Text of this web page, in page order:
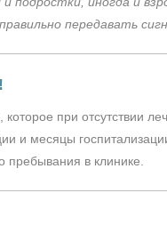
передавать
при отсутствии
и месяцы
в клинике.